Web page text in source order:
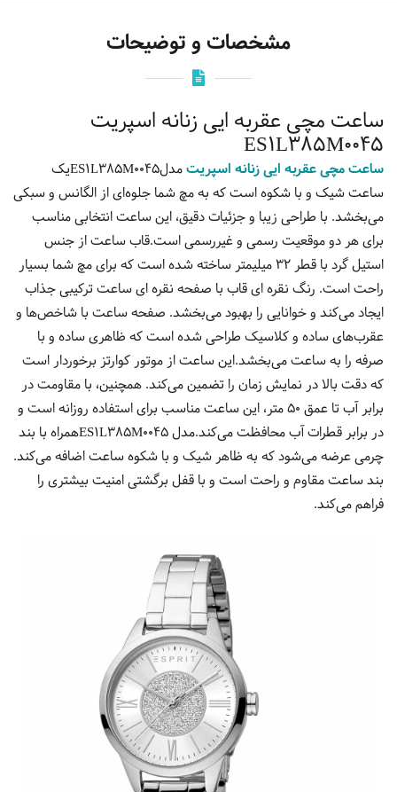
مشخصات و توضیحات
ساعت مچی عقربه ایی زنانه اسپریت
ES1L385M0045
ساعت مچی عقربه ایی زنانه اسپریت
مدلES1L385M0045یک
ساعت شیک و با شکوه است که به مچ شما جلوه‌ای از الگانس و سبکی
می‌بخشد. با طراحی زیبا و جزئیات دقیق، این ساعت انتخابی مناسب
برای هر دو موقعیت رسمی و غیررسمی است.قاب ساعت از جنس
استیل گرد با قطر 32 میلیمتر ساخته شده است که برای مچ شما بسیار
راحت است. رنگ نقره ای قاب با صفحه نقره ای ساعت ترکیبی جذاب
ایجاد می‌کند و خوانایی را بهبود می‌بخشد. صفحه ساعت با شاخص‌ها و
عقرب‌های ساده و کلاسیک طراحی شده است که ظاهری ساده و با
صرفه را به ساعت می‌بخشد.این ساعت از موتور کوارتز برخوردار است
که دقت بالا در نمایش زمان را تضمین می‌کند. همچنین، با مقاومت در
برابر آب تا عمق 50 متر، این ساعت مناسب برای استفاده روزانه است و
در برابر قطرات آب محافظت می‌کند.مدل ES1L385M0045همراه با بند
چرمی عرضه می‌شود که به ظاهر شیک و با شکوه ساعت اضافه می‌کند.
بند ساعت مقاوم و راحت است و با قفل برگشتی امنیت بیشتری را
فراهم می‌کند.